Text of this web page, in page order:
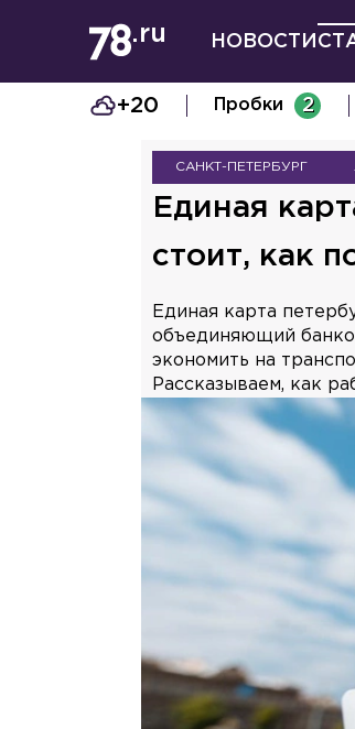
НОВОСТИ
+20 Пробки 2
САНКТ-ПЕТЕРБУРГ
Единая
стоит, как
Единая карта
объединяющий
экономить на
Рассказываем, как